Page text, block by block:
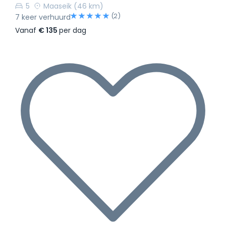
5
Maaseik (46 km)
7 keer verhuurd
(2)
Vanaf € 135 per dag